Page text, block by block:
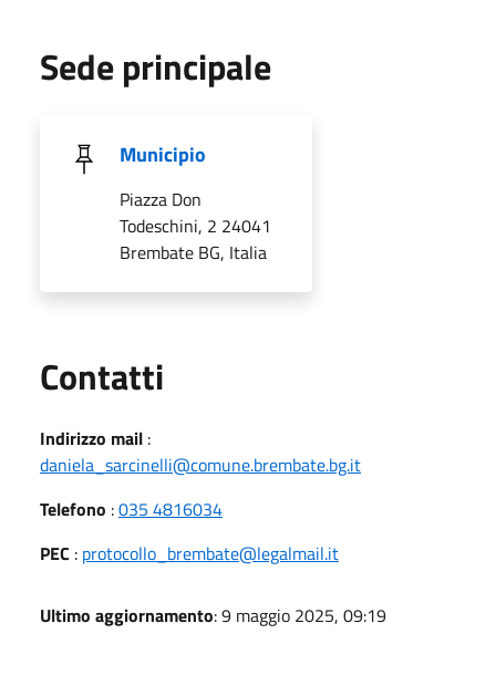
Sede principale
Municipio
Piazza Don
Todeschini, 2 24041
Brembate BG, Italia
Contatti
Indirizzo mail :
daniela_sarcinelli@comune.brembate.bg.it
Telefono :035 4816034
PEC : protocollo_brembate@legalmail.it
Ultimo aggiornamento: 9 maggio 2025, 09:19